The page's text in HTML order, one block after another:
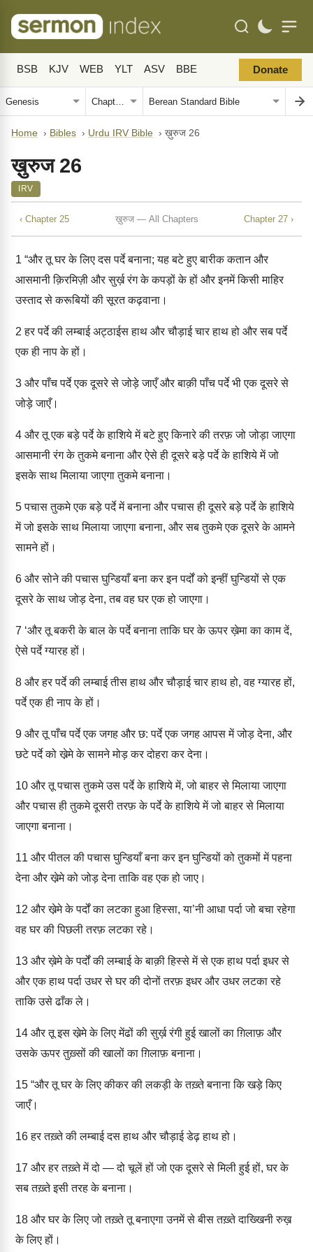
BSB KJV WEB YLT ASV BBE Donate
Home › Bibles › Urdu IRV Bible › ख़ुरुज 26
ख़ुरुज 26
IRV
‹ Chapter 25 ख़ुरुज — All Chapters Chapter 27 ›
1 “और तू घर के लिए दस पर्दे बनाना; यह बटे हुए बारीक कतान और
आसमानी क़िरमिज़ी और सुर्ख़ रंग के कपड़ों के हों और इनमें किसी माहिर
उस्ताद से करूबियों की सूरत कढ़वाना।
2 हर पर्दे की लम्बाई अट्ठाईस हाथ और चौड़ाई चार हाथ हो और सब पर्दे
एक ही नाप के हों।
3 और पाँच पर्दे एक दूसरे से जोड़े जाएँ और बाक़ी पाँच पर्दे भी एक दूसरे से
जोड़े जाएँ।
4 और तू एक बड़े पर्दे के हाशिये में बटे हुए किनारे की तरफ़ जो जोड़ा जाएगा
आसमानी रंग के तुकमे बनाना और ऐसे ही दूसरे बड़े पर्दे के हाशिये में जो
इसके साथ मिलाया जाएगा तुकमे बनाना।
5पचास तुकमे एक बड़े पर्दे में बनाना और पचास ही दूसरे बड़े पर्दे के हाशिये
में जो इसके साथ मिलाया जाएगा बनाना, और सब तुकमे एक दूसरे के आमने
सामने हों।
6 और सोने की पचास घुन्डियाँ बना कर इन पर्दों को इन्हीं घुन्डियों से एक
दूसरे के साथ जोड़ देना, तब वह घर एक हो जाएगा।
7 ‘और तू बकरी के बाल के पर्दे बनाना ताकि घर के ऊपर ख़ेमा का काम दें,
ऐसे पर्दे ग्यारह हों।
8 और हर पर्दे की लम्बाई तीस हाथ और चौड़ाई चार हाथ हो, वह ग्यारह हों,
पर्दे एक ही नाप के हों।
9 और तू पाँच पर्दे एक जगह और छ: पर्दे एक जगह आपस में जोड़ देना, और
छटे पर्दे को खे़मे के सामने मोड़ कर दोहरा कर देना।
10 और तू पचास तुकमे उस पर्दे के हाशिये में, जो बाहर से मिलाया जाएगा
और पचास ही तुकमे दूसरी तरफ़ के पर्दे के हाशिये में जो बाहर से मिलाया
जाएगा बनाना।
11 और पीतल की पचास घुन्डियाँ बना कर इन घुन्डियों को तुकमों में पहना
देना और खे़मे को जोड़ देना ताकि वह एक हो जाए।
12 और खे़मे के पर्दों का लटका हुआ हिस्सा, या’नी आधा पर्दा जो बचा रहेगा
वह घर की पिछली तरफ़ लटका रहे।
13 और ख़ेमे के पर्दों की लम्बाई के बाक़ी हिस्से में से एक हाथ पर्दा इधर से
और एक हाथ पर्दा उधर से घर की दोनों तरफ़ इधर और उधर लटका रहे
ताकि उसे ढाँक ले।
14 और तू इस खे़मे के लिए मेंढों की सुर्ख़ रंगी हुई खालों का ग़िलाफ़ और
उसके ऊपर तुख़्सों की खालों का ग़िलाफ़ बनाना।
15 “और तू घर के लिए कीकर की लकड़ी के तख़्ते बनाना कि खड़े किए
जाएँ।
16हर तख़्ते की लम्बाई दस हाथ और चौड़ाई डेढ़ हाथ हो।
17 और हर तख़्ते में दो — दो चूलें हों जो एक दूसरे से मिली हुई हों, घर के
सब तख़्ते इसी तरह के बनाना।
18 और घर के लिए जो तख़्ते तू बनाएगा उनमें से बीस तख़्ते दाख्खिनी रुख़
के लिए हों।